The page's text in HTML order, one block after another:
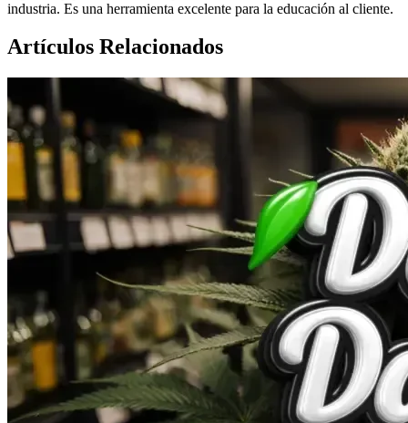
industria. Es una herramienta excelente para la educación al cliente.
Artículos Relacionados